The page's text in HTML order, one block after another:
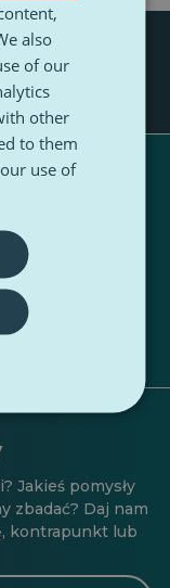
Chief
Jakieś pomysły
zbadać? Daj nam
kontrapunkt lub
also
of our
other
to them
use of